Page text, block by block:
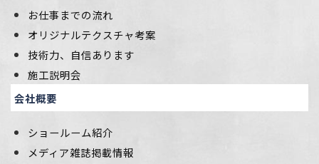
お仕事までの流れ
オリジナルテクスチャ考案
技術力、自信あります
施工説明会
会社概要
ショールーム紹介
メディア雑誌掲載情報